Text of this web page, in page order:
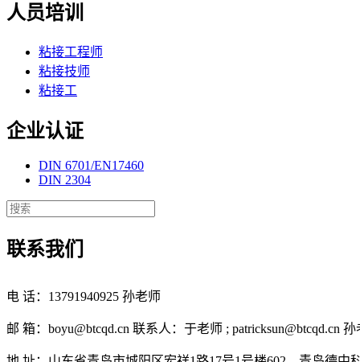
人员培训
粘接工程师
粘接技师
粘接工
企业认证
DIN 6701/EN17460
DIN 2304
联系我们
电 话：13791940925 孙老师
邮 箱：boyu@btcqd.cn 联系人：于老师 ; patricksun@btcqd.cn